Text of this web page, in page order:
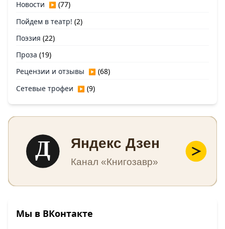
Новости ▶ (77)
Пойдем в театр! (2)
Поэзия (22)
Проза (19)
Рецензии и отзывы ▶ (68)
Сетевые трофеи ▶ (9)
Д Яндекс Дзен
Канал «Книгозавр»
Мы в ВКонтакте